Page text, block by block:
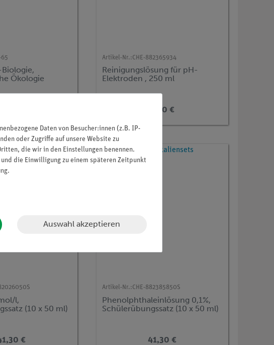
Ökologie
Artikel-Nr.:CHE-882365934
Reinigungslösung für pH-
Elektroden , 250 ml
8,70 €
l,
(10 x 50 ml)
€
Artikel-Nr.:CHE-882385850S
Phenolphthaleinlösung 0,1%,
Schülerübungssatz (10 x 50 ml)
41,30 €
Daten von Besucher:innen (z.B. IP-
oder Zugriffe auf unsere Website zu
die wir in den Einstellungen benennen.
die Einwilligung zu einem späteren Zeitpunkt
.
Auswahl akzeptieren